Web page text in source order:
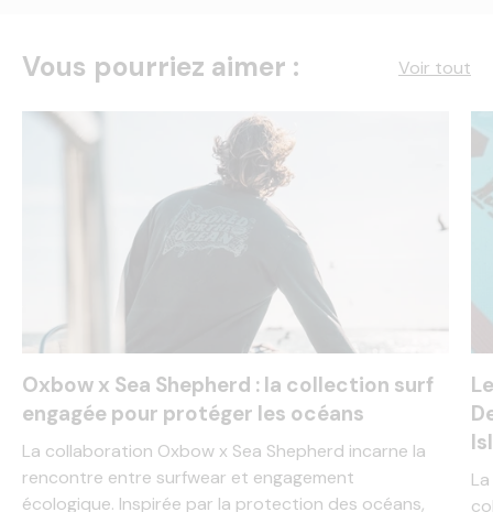
Vous pourriez aimer : Voir tout
Oxbow x Sea Shepherd : la collection surf
engagée pour protéger les océans
La collaboration Oxbow x Sea Shepherd incarne la
rencontre entre surfwear et engagement
écologique. Inspirée par la protection des océans,